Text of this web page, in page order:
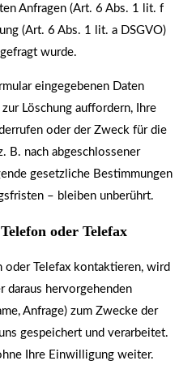
Anfragen (Art. 6 Abs. 1 lit. f
(Art. 6 Abs. 1 lit. a DSGVO)
wurde.
eingegebenen Daten
Löschung auffordern, Ihre
oder der Zweck für die
B. nach abgeschlossener
gesetzliche Bestimmungen
– bleiben unberührt.
oder Telefax
oder Telefax kontaktieren, wird
daraus hervorgehenden
Anfrage) zum Zwecke der
gespeichert und verarbeitet.
Ihre Einwilligung weiter.